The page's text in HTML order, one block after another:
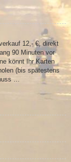
12,- €, direkt
90 Minuten vor
könnt Ihr Karten
(bis spätestens
…